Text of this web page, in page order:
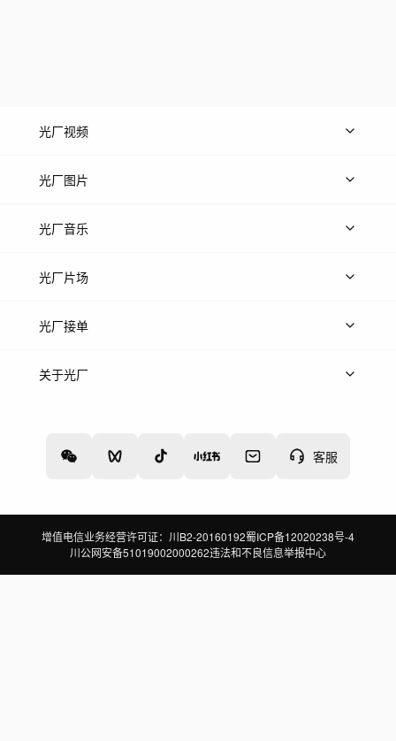
客服
光厂视频
上传视频
光厂图片
上传图片
光厂音乐
热门音乐
光厂片场
上传案例
光厂接单
上架服务
关于光厂
增值电信业务经营许可证：川B2-20160192蜀ICP备12020238号-4
川公网安备51019002000262违法和不良信息举报中心